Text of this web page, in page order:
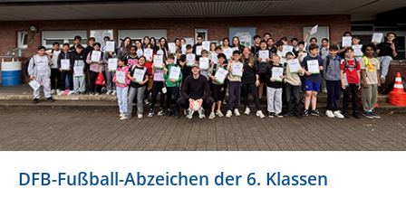
DFB-Fußball-Abzeichen der 6. Klassen